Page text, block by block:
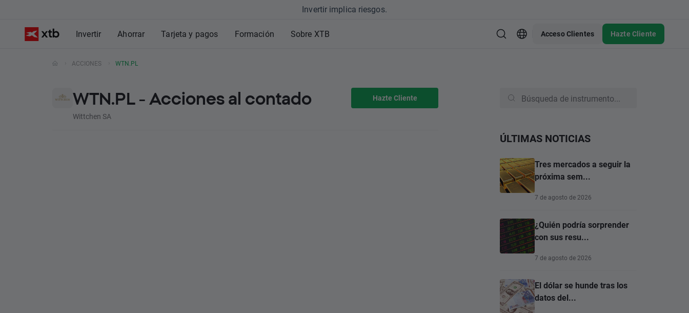
Invertir implica riesgos.
Invertir Ahorrar Tarjeta y pagos Formación Sobre XTB Acceso Clientes Hazte Cliente
ACCIONES WTN.PL
WTN.PL - Acciones al contado
Wittchen SA
Hazte Cliente
ÚLTIMAS NOTICIAS
Tres mercados a seguir la
próxima sem...
7 de agosto de 2026
¿Quién podría sorprender
con sus resu...
7 de agosto de 2026
El dólar se hunde tras los
datos del...